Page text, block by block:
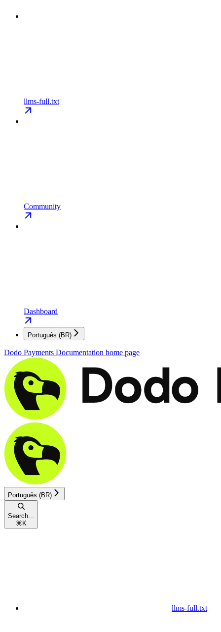
llms-full.txt
Community
Dashboard
Português (BR)
Dodo Payments Documentation home page
Português (BR)
Search...
⌘ K
llms-full.txt